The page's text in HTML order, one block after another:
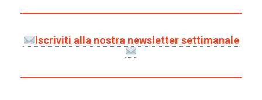
Iscriviti alla nostra newsletter settimanale